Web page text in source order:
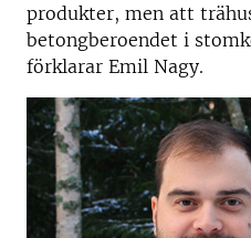
produkter, men att
betongberoendet i
förklarar Emil Nagy.